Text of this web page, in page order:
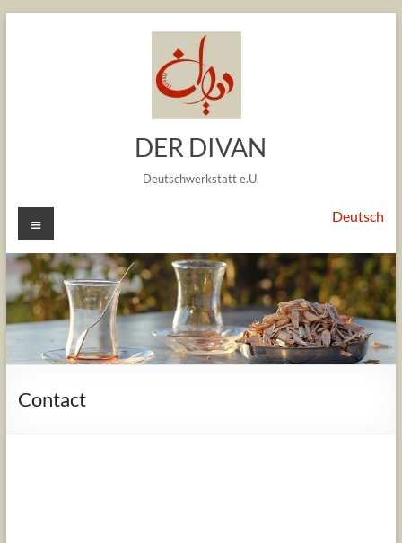
DER DIVAN
Deutschwerkstatt e.U.
Deutsch
Menu
Contact